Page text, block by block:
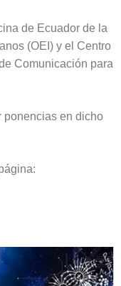
de Ecuador de la
(OEI) y el Centro
Comunicación para
ponencias en dicho